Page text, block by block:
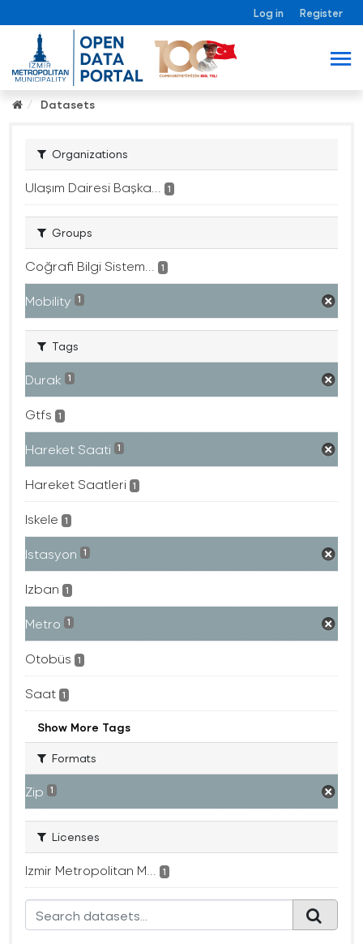
Log in Register
Datasets
Organizations
Ulaşım Dairesi Başka... 1
Groups
Coğrafi Bilgi Sistem... 1
Mobility 1
Tags
Durak 1
Gtfs 1
Hareket Saati 1
Hareket Saatleri 1
Iskele 1
Istasyon 1
Izban 1
Metro 1
Otobüs 1
Saat 1
Show More Tags
Formats
Zip 1
Licenses
Izmir Metropolitan M... 1